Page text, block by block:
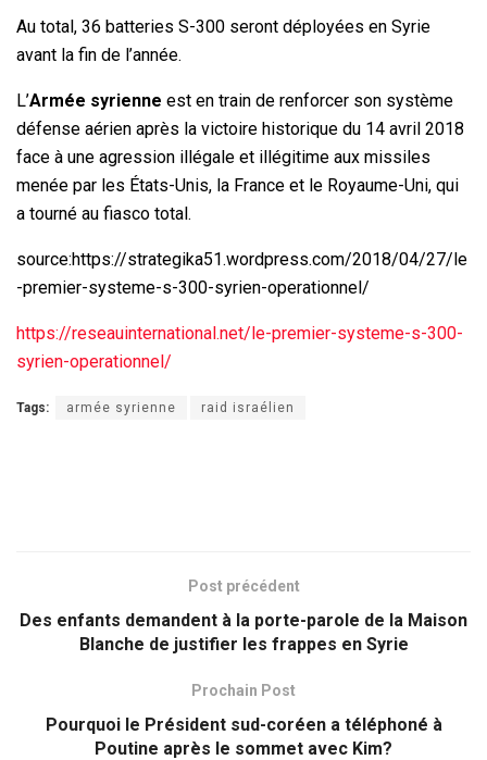
Au total, 36 batteries S-300 seront déployées en Syrie
avant la fin de l’année.
L’Armée syrienne est en train de renforcer son système
défense aérien après la victoire historique du 14 avril 2018
face à une agression illégale et illégitime aux missiles
menée par les États-Unis, la France et le Royaume-Uni, qui
a tourné au fiasco total.
source:https://strategika51.wordpress.com/2018/04/27/le
-premier-systeme-s-300-syrien-operationnel/
https://reseauinternational.net/le-premier-systeme-s-300-
syrien-operationnel/
Tags: armée syrienne raid israélien
Post précédent
Des enfants demandent à la porte-parole de la Maison
Blanche de justifier les frappes en Syrie
Prochain Post
Pourquoi le Président sud-coréen a téléphoné à
Poutine après le sommet avec Kim?